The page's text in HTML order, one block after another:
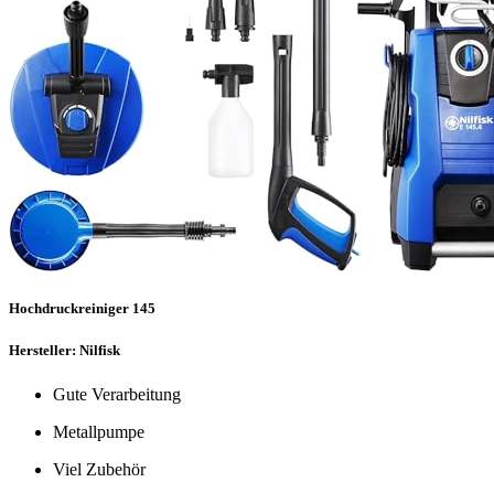
Hochdruckreiniger 145
Hersteller: Nilfisk
Gute Verarbeitung
Metallpumpe
Viel Zubehör